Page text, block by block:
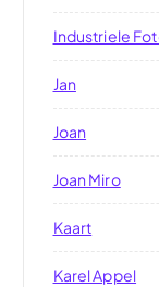
Industriele
Jan
Joan
Joan Miro
Kaart
Karel Appel